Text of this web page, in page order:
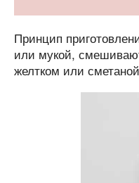
Принцип
или мукой,
желтком или